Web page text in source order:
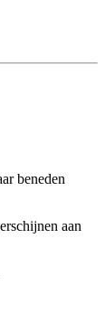
beneden
aan